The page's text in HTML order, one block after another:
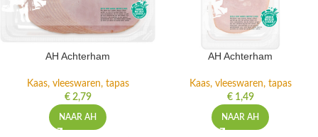
AH Achterham
Kaas, vleeswaren, tapas
€2,79
NAAR AH
AH Achterham
Kaas, vleeswaren, tapas
€1,49
NAAR AH